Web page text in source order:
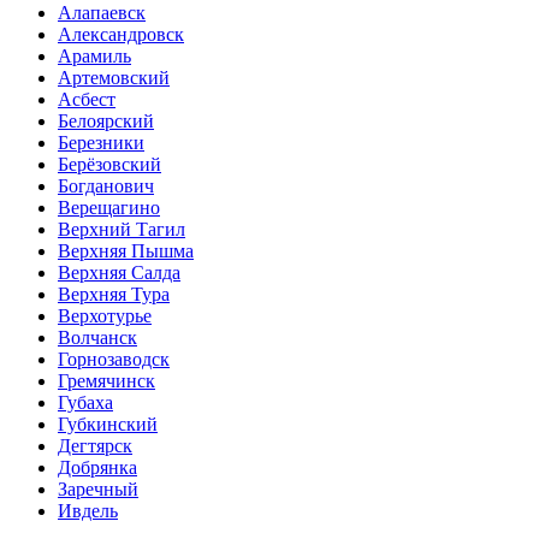
Алапаевск
Александровск
Арамиль
Артемовский
Асбест
Белоярский
Березники
Берёзовский
Богданович
Верещагино
Верхний Тагил
Верхняя Пышма
Верхняя Салда
Верхняя Тура
Верхотурье
Волчанск
Горнозаводск
Гремячинск
Губаха
Губкинский
Дегтярск
Добрянка
Заречный
Ивдель